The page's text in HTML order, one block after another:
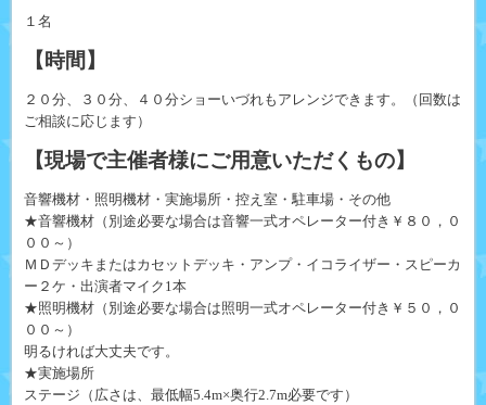
１名
【時間】
２０分、３０分、４０分ショーいづれもアレンジできます。（回数は
ご相談に応じます）
【現場で主催者様にご用意いただくもの】
音響機材・照明機材・実施場所・控え室・駐車場・その他
★音響機材（別途必要な場合は音響一式オペレーター付き￥８０，０
００～）
ＭＤデッキまたはカセットデッキ・アンプ・イコライザー・スピーカ
ー２ケ・出演者マイク1本
★照明機材（別途必要な場合は照明一式オペレーター付き￥５０，０
００～）
明るければ大丈夫です。
★実施場所
ステージ（広さは、最低幅5.4m×奥行2.7m必要です）